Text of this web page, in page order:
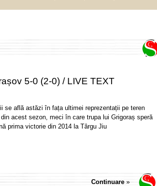
5-0 (2-0) / LIVE TEXT
se află astăzi în fața ultimei reprezentații pe teren
din acest sezon, meci în care trupa lui Grigoraș speră
prima victorie din 2014 la Târgu Jiu
Continuare »